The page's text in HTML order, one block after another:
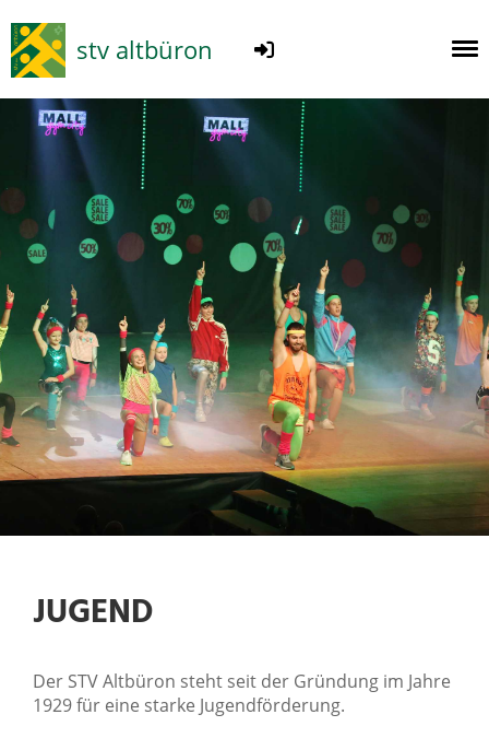
stv altbüron
JUGEND
Der STV Altbüron steht seit der Gründung im Jahre
1929 für eine starke Jugendförderung.